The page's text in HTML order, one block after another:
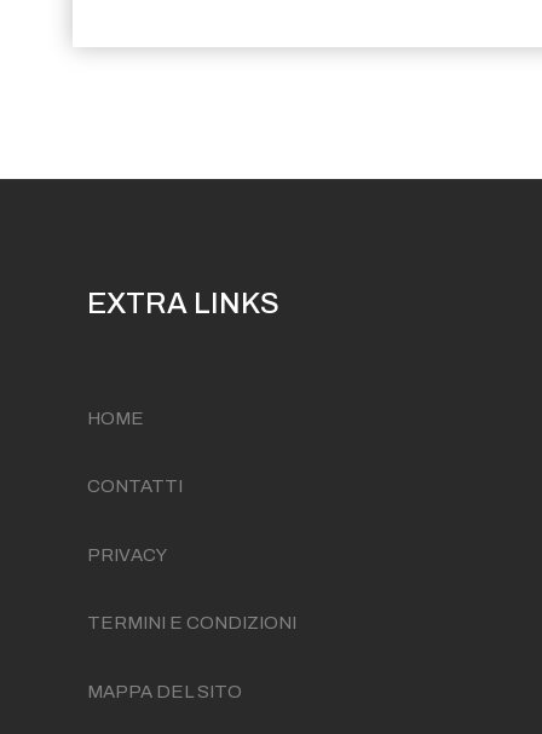
EXTRA LINKS
HOME
CONTATTI
PRIVACY
TERMINI E CONDIZIONI
MAPPA DEL SITO